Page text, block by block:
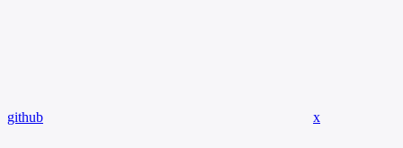
github x